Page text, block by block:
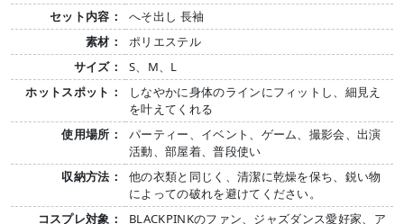
セット内容：
へそ出し 長袖
素材：
ポリエステル
サイズ：
S、M、L
ホットスポット：
しなやかに身体のラインにフィットし、細見え
を叶えてくれる
使用場所：
パーティー、イベント、ゲーム、撮影会、出演
活動、部屋着、普段使い
収納方法：
他の衣類と同じく、清潔に乾燥を保ち、鋭い物
によっての破れを避けてください。
コスプレ対象：
BLACKPINKのファン、ジャズダンス愛好家、ア